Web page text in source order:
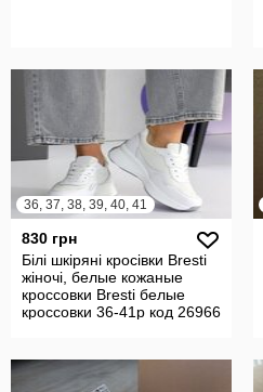
36, 37, 38, 39, 40, 41
830 грн
Білі шкіряні кросівки Bresti
жіночі, белые кожаные
кроссовки Bresti белые
кроссовки 36-41р код 26966